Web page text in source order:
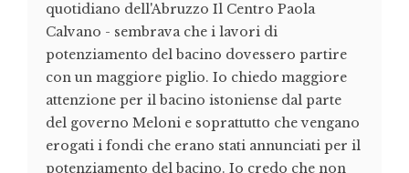
quotidiano dell'Abruzzo Il Centro Paola
Calvano - sembrava che i lavori di
potenziamento del bacino dovessero partire
con un maggiore piglio. Io chiedo maggiore
attenzione per il bacino istoniense dal parte
del governo Meloni e soprattutto che vengano
erogati i fondi che erano stati annunciati per il
potenziamento del bacino. Io credo che non